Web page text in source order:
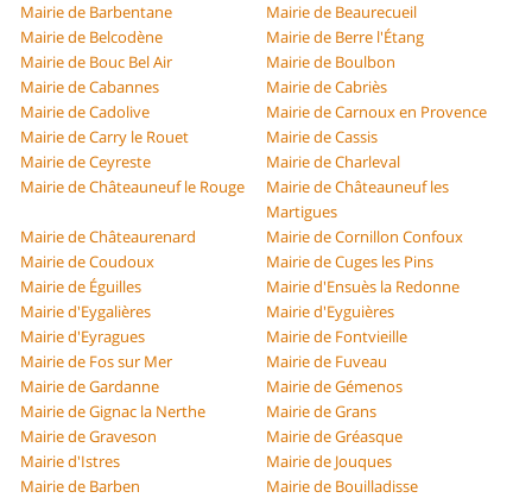
Mairie de Barbentane
Mairie de Beaurecueil
Mairie de Belcodène
Mairie de Berre l'Étang
Mairie de Bouc Bel Air
Mairie de Boulbon
Mairie de Cabannes
Mairie de Cabriès
Mairie de Cadolive
Mairie de Carnoux en Provence
Mairie de Carry le Rouet
Mairie de Cassis
Mairie de Ceyreste
Mairie de Charleval
Mairie de Châteauneuf le Rouge
Mairie de Châteauneuf les
Martigues
Mairie de Châteaurenard
Mairie de Cornillon Confoux
Mairie de Coudoux
Mairie de Cuges les Pins
Mairie de Éguilles
Mairie d'Ensuès la Redonne
Mairie d'Eygalières
Mairie d'Eyguières
Mairie d'Eyragues
Mairie de Fontvieille
Mairie de Fos sur Mer
Mairie de Fuveau
Mairie de Gardanne
Mairie de Gémenos
Mairie de Gignac la Nerthe
Mairie de Grans
Mairie de Graveson
Mairie de Gréasque
Mairie d'Istres
Mairie de Jouques
Mairie de Barben
Mairie de Bouilladisse